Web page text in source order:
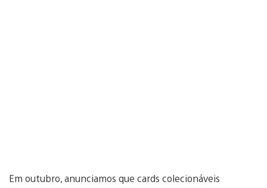
Em outubro, anunciamos que cards colecionáveis